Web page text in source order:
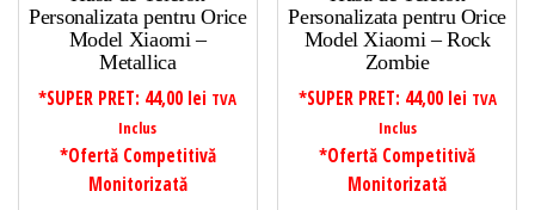
Personalizata pentru Orice
Model Xiaomi –
Metallica
*SUPER PRET: 44,00 lei TVA
Inclus
*Ofertă Competitivă
Monitorizată
Personalizata pentru Orice
Model Xiaomi – Rock
Zombie
*SUPER PRET: 44,00 lei TVA
Inclus
*Ofertă Competitivă
Monitorizată